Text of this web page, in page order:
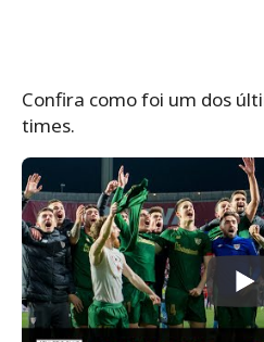
Confira como foi um dos
times.